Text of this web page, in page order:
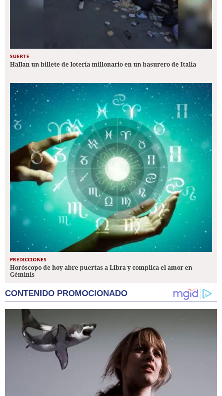
SUERTE
Hallan un billete de lotería millonario en un basurero de Italia
PREDICCIONES
Horóscopo de hoy abre puertas a Libra y complica el amor en
Géminis
CONTENIDO PROMOCIONADO